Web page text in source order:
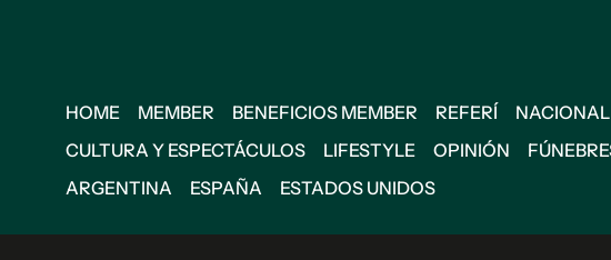
HOME MEMBER BENEFICIOS MEMBER REFERÍ NACIONAL
CULTURA Y ESPECTÁCULOS
LIFESTYLE OPINIÓN
ARGENTINA
ESPAÑA ESTADOS UNIDOS